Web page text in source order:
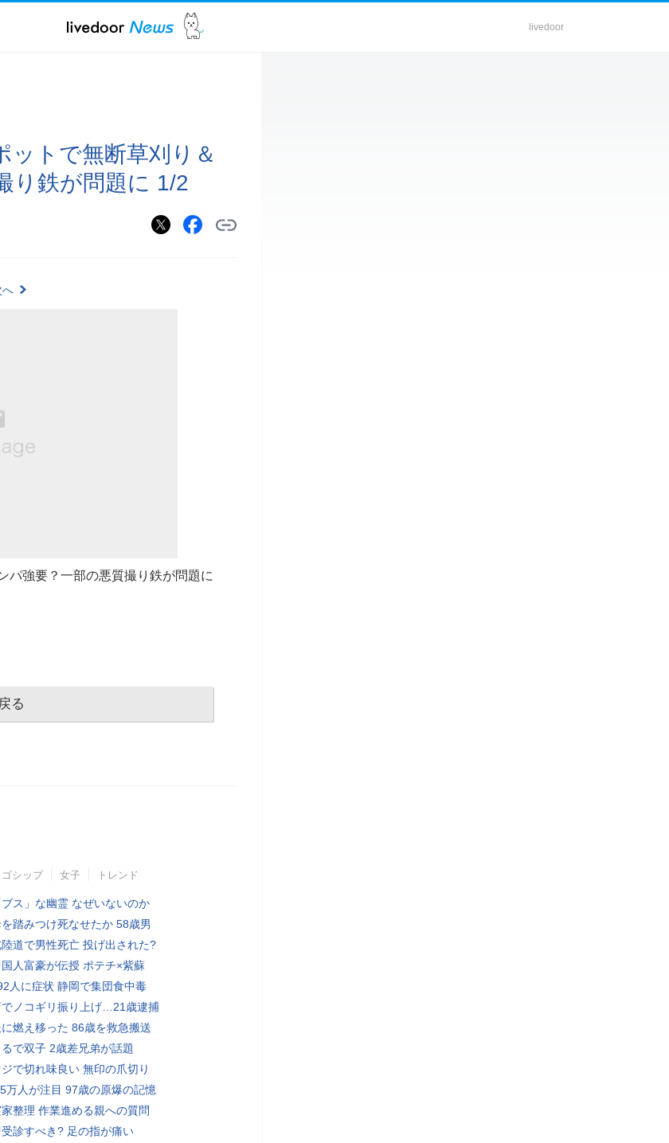
livedoor
ットで無断草刈り＆
り鉄が問題に 1/2
へ
パ強要？一部の悪質撮り鉄が問題に
る
ゴシップ 女子 トレンド
ブス」な幽霊 なぜいないのか
踏みつけ死なせたか 58歳男
道で男性死亡 投げ出された?
人富豪が伝授 ポテチ×紫蘇
人に症状 静岡で集団食中毒
でノコギリ振り上げ…21歳逮捕
に燃え移った 86歳を救急搬送
るで双子 2歳差兄弟が話題
ジで切れ味良い 無印の爪切り
万人が注目 97歳の原爆の記憶
整理 作業進める親への質問
受診すべき? 足の指が痛い